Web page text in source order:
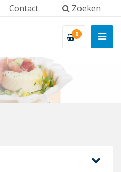
Contact Zoeken
0